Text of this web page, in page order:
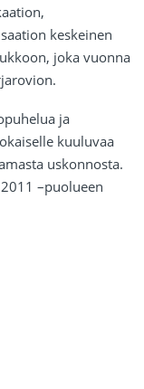
keskeinen
joka vuonna
ja
kuuluvaa
uskonnosta.
–puolueen